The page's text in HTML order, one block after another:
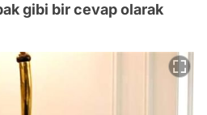
gibi bir cevap olarak